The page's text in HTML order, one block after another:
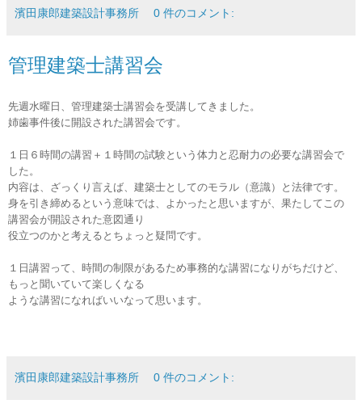
濱田康郎建築設計事務所 0 件のコメント:
管理建築士講習会
先週水曜日、管理建築士講習会を受講してきました。
姉歯事件後に開設された講習会です。
１日６時間の講習＋１時間の試験という体力と忍耐力の必要な講習会で
した。
内容は、ざっくり言えば、建築士としてのモラル（意識）と法律です。
身を引き締めるという意味では、よかったと思いますが、果たしてこの
講習会が開設された意図通り
役立つのかと考えるとちょっと疑問です。
１日講習って、時間の制限があるため事務的な講習になりがちだけど、
もっと聞いていて楽しくなる
ような講習になればいいなって思います。
濱田康郎建築設計事務所 0 件のコメント: